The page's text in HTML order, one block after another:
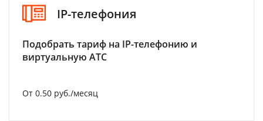
IP-телефония
Подобрать тариф на IP-телефонию и
виртуальную АТС
От 0.50 руб./месяц